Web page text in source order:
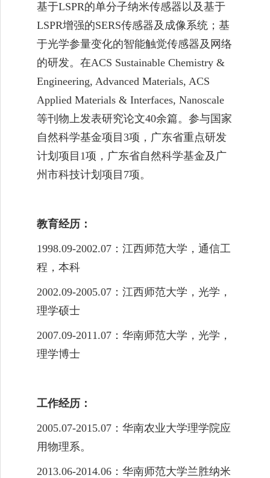
基于LSPR的单分子纳米传感器以及基于
LSPR增强的SERS传感器及成像系统；基
于光学参量变化的智能触觉传感器及网络
的研发。在ACS Sustainable Chemistry &
Engineering, Advanced Materials, ACS
Applied Materials & Interfaces, Nanoscale
等刊物上发表研究论文40余篇。参与国家
自然科学基金项目3项，广东省重点研发
计划项目 1项，广东省自然科学基金及广
州市科技计划项目 7项。
教育经历：
1998.09-2002.07 ：江西师范大学，通信工
程，本科
2002.09-2005.07 ：江西师范大学，光学，
理学硕士
2007.09-2011.07 ：华南师范大学，光学，
理学博士
工作经历：
2005.07-2015.07 ： 华南农业大学理学院应
用物理系。
2013.06-2014.06 ： 华南师范大学兰胜纳米